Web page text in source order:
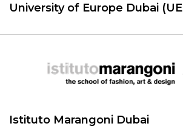
University of Europe Dubai
Istituto Marangoni Dubai